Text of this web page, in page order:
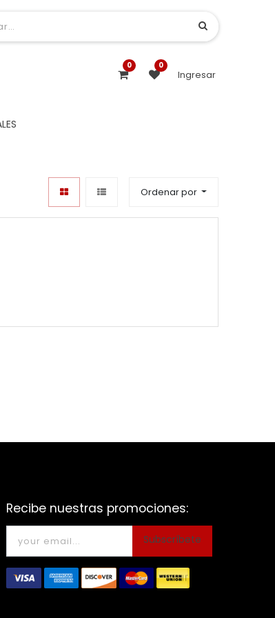
0 0
Ingresar
Ordenar por
Recibe nuestras promociones:
Subscríbete